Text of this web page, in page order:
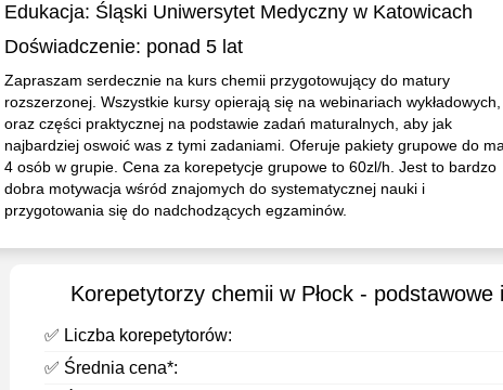
Edukacja: Śląski Uniwersytet Medyczny w Katowicach
Doświadczenie: ponad 5 lat
Zapraszam serdecznie na kurs chemii przygotowujący do matury
rozszerzonej. Wszystkie kursy opierają się na webinariach wykładowych,
oraz części praktycznej na podstawie zadań maturalnych, aby jak
najbardziej oswoić was z tymi zadaniami. Oferuje pakiety grupowe do
4 osób w grupie. Cena za korepetycje grupowe to 60zl/h. Jest to bardzo
dobra motywacja wśród znajomych do systematycznej nauki i
przygotowania się do nadchodzących egzaminów.
Korepetytorzy chemii w Płock - podstawowe
✅ Liczba korepetytorów:
✅ Średnia cena*: